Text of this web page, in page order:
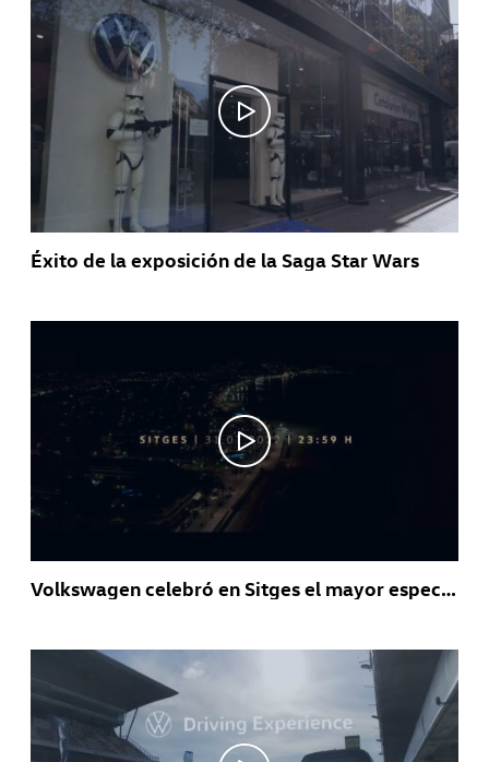
Éxito de la exposición de la Saga Star Wars
Volkswagen celebró en Sitges el mayor espectáculo de drones que se ha visto en España